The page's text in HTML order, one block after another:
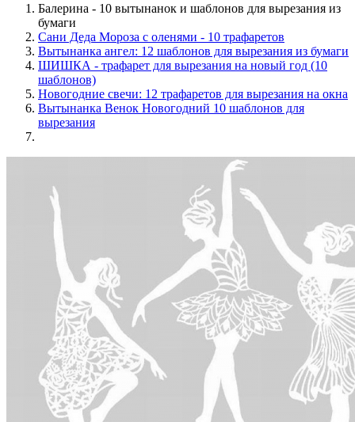
Балерина - 10 вытынанок и шаблонов для вырезания из
бумаги
Сани Деда Мороза с оленями - 10 трафаретов
Вытынанка ангел: 12 шаблонов для вырезания из бумаги
ШИШКА - трафарет для вырезания на новый год (10
шаблонов)
Новогодние свечи: 12 трафаретов для вырезания на окна
Вытынанка Венок Новогодний 10 шаблонов для
вырезания